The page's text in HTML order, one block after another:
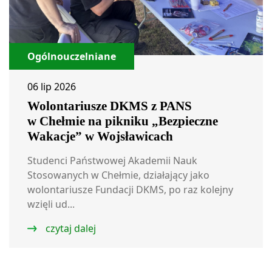
Ogólnouczelniane
06 lip 2026
Wolontariusze DKMS z PANS
w Chełmie na pikniku „Bezpieczne
Wakacje” w Wojsławicach
Studenci Państwowej Akademii Nauk
Stosowanych w Chełmie, działający jako
wolontariusze Fundacji DKMS, po raz kolejny
wzięli ud...
czytaj dalej